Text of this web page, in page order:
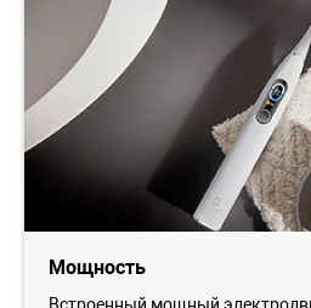
Мощность